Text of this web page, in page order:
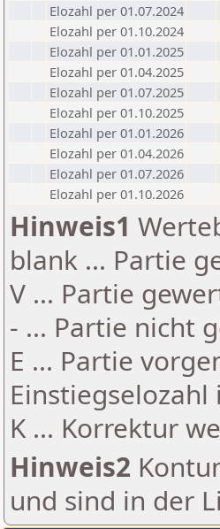
Elozahl per 01.07.2024
Elozahl per 01.10.2024
Elozahl per 01.01.2025
Elozahl per 01.04.2025
Elozahl per 01.07.2025
Elozahl per 01.10.2025
Elozahl per 01.01.2026
Elozahl per 01.04.2026
Elozahl per 01.07.2026
Elozahl per 01.10.2026
Hinweis1
blank ... Partie
V ... Partie
- ... Partie nicht
E ... Partie
K ... Korrektur
Hinweis2
und sind in der